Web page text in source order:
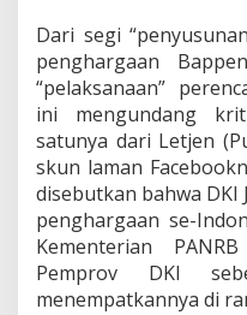
Dari segi
penghargaan
“pelaksanaan”
ini mengundang
satunya dari Letjen
skun laman
disebutkan bahwa DKI
penghargaan se-
Kementerian
Pemprov DKI
menempatkannya di